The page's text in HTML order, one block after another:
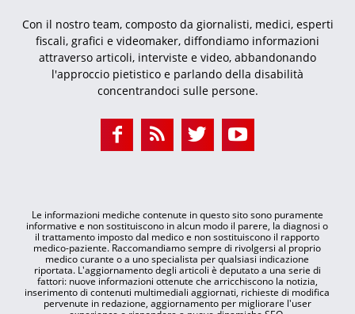
Con il nostro team, composto da giornalisti, medici, esperti
fiscali, grafici e videomaker, diffondiamo informazioni
attraverso articoli, interviste e video, abbandonando
l'approccio pietistico e parlando della disabilità
concentrandoci sulle persone.
Le informazioni mediche contenute in questo sito sono puramente
informative e non sostituiscono in alcun modo il parere, la diagnosi o
il trattamento imposto dal medico e non sostituiscono il rapporto
medico-paziente. Raccomandiamo sempre di rivolgersi al proprio
medico curante o a uno specialista per qualsiasi indicazione
riportata. L'aggiornamento degli articoli è deputato a una serie di
fattori: nuove informazioni ottenute che arricchiscono la notizia,
inserimento di contenuti multimediali aggiornati, richieste di modifica
pervenute in redazione, aggiornamento per migliorare l'user